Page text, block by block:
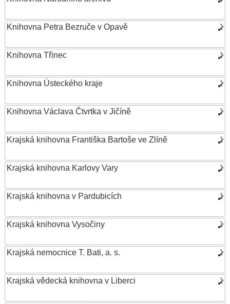
Knihovna Petra Bezruče v Opavě
Knihovna Třinec
Knihovna Ústeckého kraje
Knihovna Václava Čtvrtka v Jičíně
Krajská knihovna Františka Bartoše ve Zlíně
Krajská knihovna Karlovy Vary
Krajská knihovna v Pardubicích
Krajská knihovna Vysočiny
Krajská nemocnice T. Bati, a. s.
Krajská vědecká knihovna v Liberci